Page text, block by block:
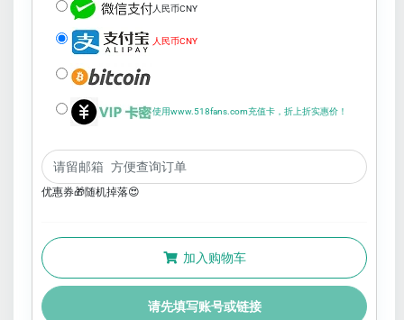
人民币CNY
人民币CNY
使用www.518fans.com充值卡，折上折实惠价！
优惠券🎁随机掉落😍
加入购物车
请先填写账号或链接